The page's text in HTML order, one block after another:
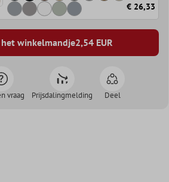
€ 26,33
winkelmandje2,54EUR
vraag Prijsdalingmelding Deel